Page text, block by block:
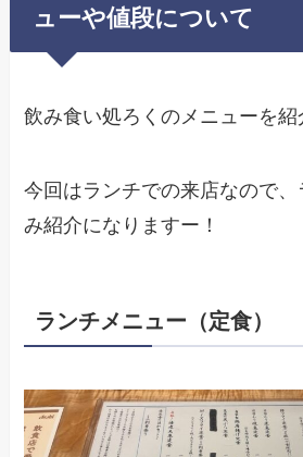
ューや値段について
飲み食い処ろくのメニューを紹
今回はランチでの来店なので
み紹介になりますー！
ランチメニュー（定食）